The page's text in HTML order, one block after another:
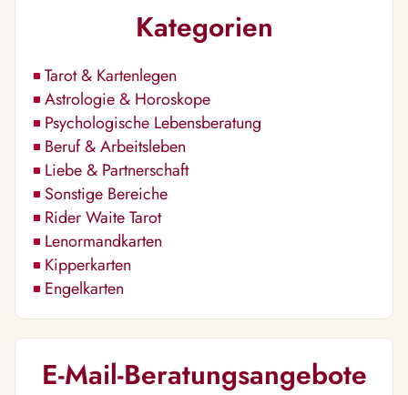
Kategorien
Tarot & Kartenlegen
Astrologie & Horoskope
Psychologische Lebensberatung
Beruf & Arbeitsleben
Liebe & Partnerschaft
Sonstige Bereiche
Rider Waite Tarot
Lenormandkarten
Kipperkarten
Engelkarten
E-Mail-Beratungsangebote